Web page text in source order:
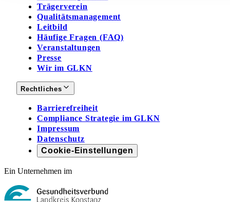
Trägerverein
Qualitätsmanagement
Leitbild
Häufige Fragen (FAQ)
Veranstaltungen
Presse
Wir im GLKN
Rechtliches
Barrierefreiheit
Compliance Strategie im GLKN
Impressum
Datenschutz
Cookie-Einstellungen
Ein Unternehmen im